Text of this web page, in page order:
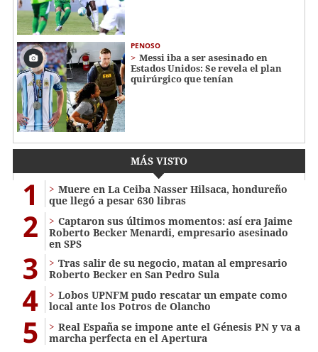
PENOSO
Messi iba a ser asesinado en
Estados Unidos: Se revela el plan
quirúrgico que tenían
MÁS VISTO
1
Muere en La Ceiba Nasser Hilsaca, hondureño
que llegó a pesar 630 libras
2
Captaron sus últimos momentos: así era Jaime
Roberto Becker Menardi​​​, empresario asesinado
en SPS
3
Tras salir de su negocio, matan al empresario
Roberto Becker en San Pedro Sula
4
Lobos UPNFM pudo rescatar un empate como
local ante los Potros de Olancho
5
Real España se impone ante el Génesis PN y va a
marcha perfecta en el Apertura